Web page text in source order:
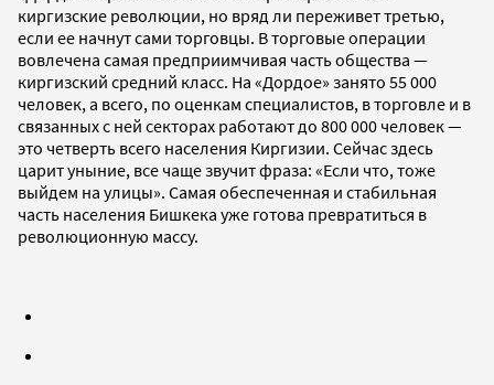
киргизские революции, но вряд ли переживет третью,
если ее начнут сами торговцы. В торговые операции
вовлечена самая предприимчивая часть общества —
киргизский средний класс. На «Дордое» занято 55 000
человек, а всего, по оценкам специалистов, в торговле и в
связанных с ней секторах работают до 800 000 человек —
это четверть всего населения Киргизии. Сейчас здесь
царит уныние, все чаще звучит фраза: «Если что, тоже
выйдем на улицы». Самая обеспеченная и стабильная
часть населения Бишкека уже готова превратиться в
революционную массу.